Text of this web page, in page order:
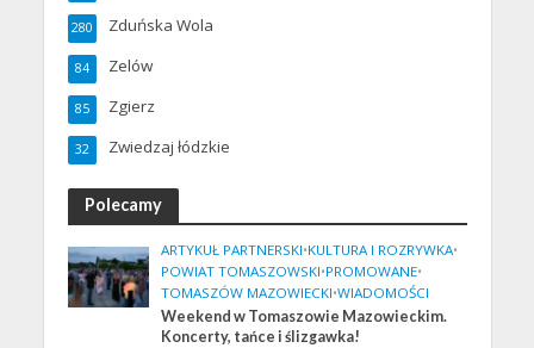
Zduńska Wola
280
Zelów
84
Zgierz
85
Zwiedzaj łódzkie
32
Polecamy
ARTYKUŁ PARTNERSKI•KULTURA I ROZRYWKA•
POWIAT TOMASZOWSKI•PROMOWANE•
TOMASZÓW MAZOWIECKI•WIADOMOŚCI
Weekend w Tomaszowie Mazowieckim.
Koncerty, tańce i ślizgawka!